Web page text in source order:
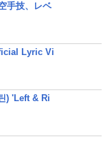
手技、レベ
Lyric Vi
) 'Left & Ri